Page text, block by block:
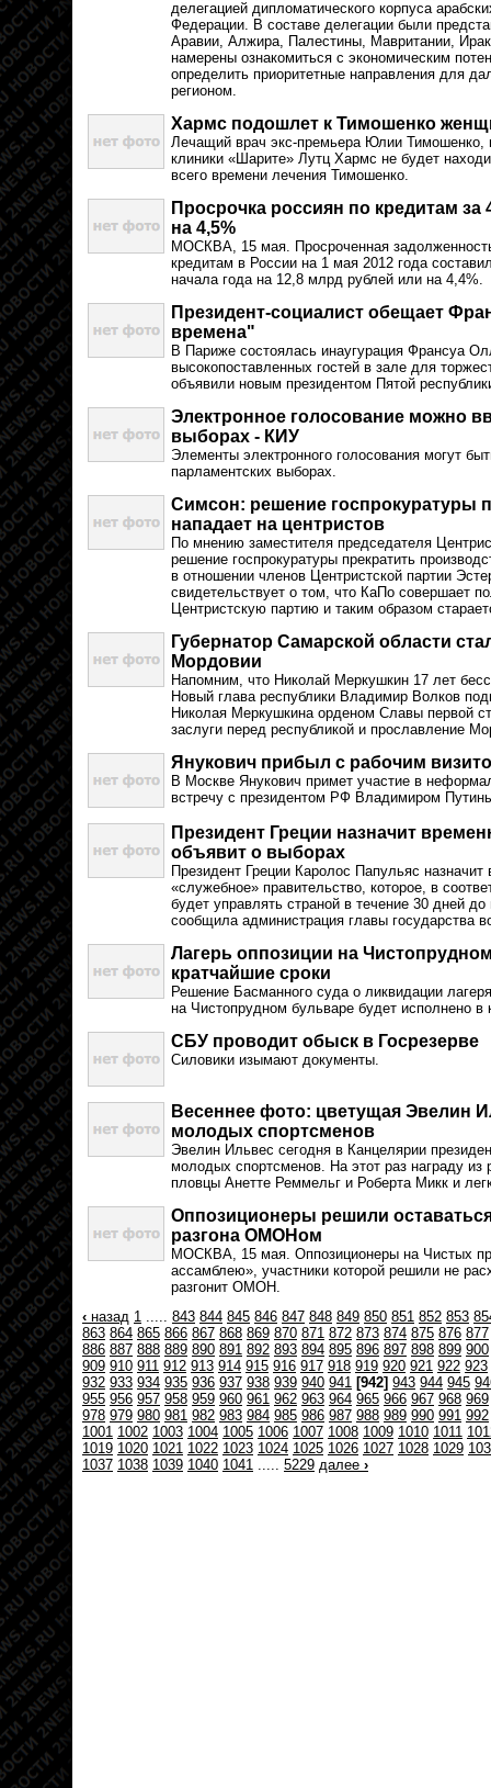
делегацией дипломатического корпуса
Федерации. В составе делегации были
Аравии, Алжира, Палестины, Мавритании,
намерены ознакомиться с экономическим
определить приоритетные направления для
регионом.
Хармс подошлет к Тимошенко
Лечащий врач экс-премьера Юлии Тимошенко,
клиники «Шарите» Лутц Хармс не будет
всего времени лечения Тимошенко.
Просрочка россиян по кредитам
на 4,5%
МОСКВА, 15 мая. Просроченная
кредитам в России на 1 мая 2012 года
начала года на 12,8 млрд рублей или на 4,4%.
Президент-социалист обещает
времена"
В Париже состоялась инаугурация Франсуа
высокопоставленных гостей в зале для
объявили новым президентом Пятой
Электронное голосование можно
выборах - КИУ
Элементы электронного голосования могут
парламентских выборах.
Симсон: решение госпрокуратуры
нападает на центристов
По мнению заместителя председателя
решение госпрокуратуры прекратить
в отношении членов Центристской партии
свидетельствует о том, что КаПо совершает
Центристскую партию и таким образом
Губернатор Самарской области
Мордовии
Напомним, что Николай Меркушкин 17 лет
Новый глава республики Владимир Волков
Николая Меркушкина орденом Славы первой
заслуги перед республикой и прославление
Янукович прибыл с рабочим
В Москве Янукович примет участие в
встречу с президентом РФ Владимиром
Президент Греции назначит
объявит о выборах
Президент Греции Каролос Папульяс
«служебное» правительство, которое, в
будет управлять страной в течение 30 дней
сообщила администрация главы государства
Лагерь оппозиции на
кратчайшие сроки
Решение Басманного суда о ликвидации
на Чистопрудном бульваре будет исполнено в
СБУ проводит обыск в Госрезерве
Силовики изымают документы.
Весеннее фото: цветущая Эвелин
молодых спортсменов
Эвелин Ильвес сегодня в Канцелярии
молодых спортсменов. На этот раз награду из
пловцы Анетте Реммельг и Роберта Микк и
Оппозиционеры решили
разгона ОМОНом
МОСКВА, 15 мая. Оппозиционеры на Чистых
ассамблею», участники которой решили не
разгонит ОМОН.
‹ назад 1 ..... 843 844 845 846 847 848 849 850 851 852 853
863 864 865 866 867 868 869 870 871 872 873 874 875 876 877
886 887 888 889 890 891 892 893 894 895 896 897 898 899 900
909 910 911 912 913 914 915 916 917 918 919 920 921 922 923
932 933 934 935 936 937 938 939 940 941 [942] 943 944 945
955 956 957 958 959 960 961 962 963 964 965 966 967 968 969
978 979 980 981 982 983 984 985 986 987 988 989 990 991 992
1001 1002 1003 1004 1005 1006 1007 1008 1009 1010 1011
1019 1020 1021 1022 1023 1024 1025 1026 1027 1028 1029
1037 1038 1039 1040 1041 ..... 5229 далее ›